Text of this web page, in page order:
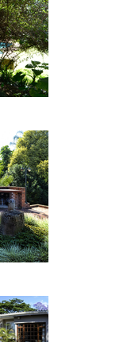
für unsere
aber ein
wo
der Woche zur
-brett ist auf
einem
der Nähe der
oder
mit einem